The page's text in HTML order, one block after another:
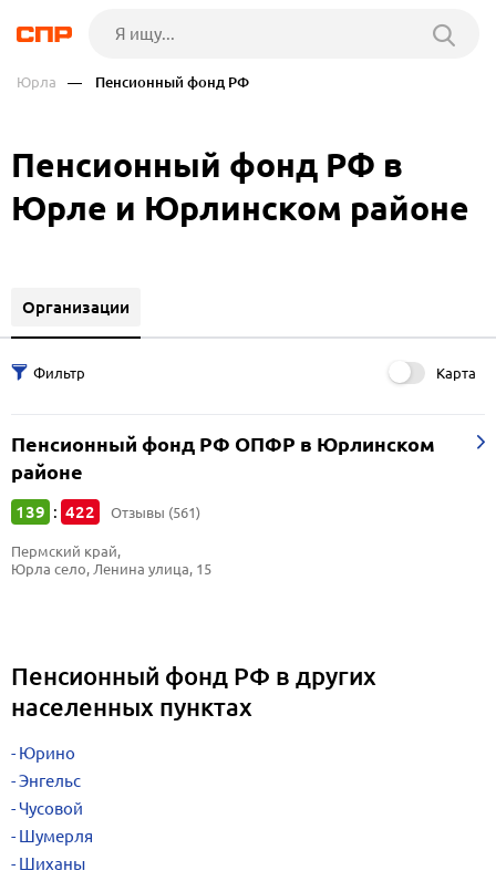
Юрла — Пенсионный фонд РФ
Пенсионный фонд РФ в
Юрле и Юрлинском районе
Организации
Карта
Пенсионный фонд РФ ОПФР в Юрлинском
районе
139 : 422 Отзывы (561)
Пермский край,
Юрла село, Ленина улица, 15
Пенсионный фонд РФ в других
населенных пунктах
Юрино
Энгельс
Чусовой
Шумерля
Шиханы